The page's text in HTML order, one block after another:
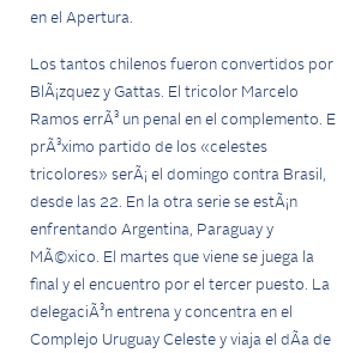
en el Apertura.
Los tantos chilenos fueron convertidos por
BlÃ¡zquez y Gattas. El tricolor Marcelo
Ramos errÃ³ un penal en el complemento. El
prÃ³ximo partido de los «celestes
tricolores» serÃ¡ el domingo contra Brasil,
desde las 22. En la otra serie se estÃ¡n
enfrentando Argentina, Paraguay y
MÃ©xico. El martes que viene se juega la
final y el encuentro por el tercer puesto. La
delegaciÃ³n entrena y concentra en el
Complejo Uruguay Celeste y viaja el dÃ­a de